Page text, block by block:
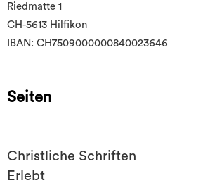
Riedmatte 1
CH-5613 Hilfikon
IBAN: CH7509000000840023646
Seiten
Christliche Schriften
Erlebt